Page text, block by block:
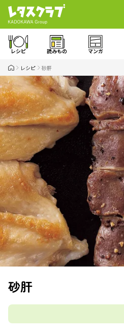
レシピ 読みもの マンガ
レシピ 砂肝
砂肝